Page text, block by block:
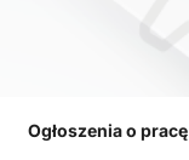
Ogłoszenia o pracę